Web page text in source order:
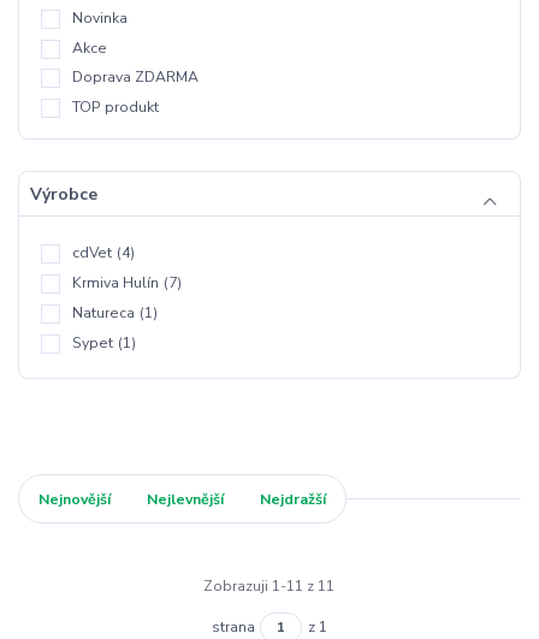
Novinka
Akce
Doprava ZDARMA
TOP produkt
Výrobce
cdVet (4)
Krmiva Hulín (7)
Natureca (1)
Sypet (1)
Nejnovější Nejlevnější Nejdražší
Zobrazuji 1-11 z 11
strana z 1